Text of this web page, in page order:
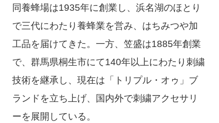
同養蜂場は1935年に創業し、浜名湖のほとり
で三代にわたり養蜂業を営み、はちみつや加
工品を届けてきた。一方、笠盛は1885年創業
で、群馬県桐生市にて140年以上にわたり刺繍
技術を継承し、現在は「トリプル・オゥ」ブ
ランドを立ち上げ、国内外で刺繍アクセサリ
ーを展開している。